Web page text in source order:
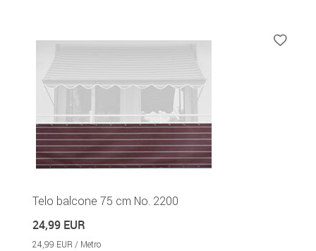
Telo balcone 75 cm No. 2200
24,99 EUR
24,99 EUR / Metro